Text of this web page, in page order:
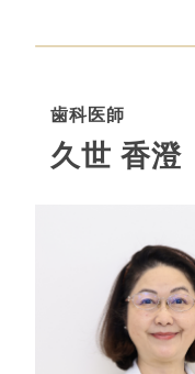
歯科医師
久世 香澄